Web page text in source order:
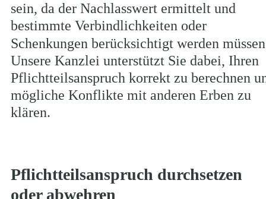
sein, da der Nachlasswert ermittelt und
bestimmte Verbindlichkeiten oder
Schenkungen berücksichtigt werden
Unsere Kanzlei unterstützt Sie dabei, Ihren
Pflichtteilsanspruch korrekt zu berechnen
mögliche Konflikte mit anderen Erben zu
klären.
Pflichtteilsanspruch durchsetzen
oder abwehren